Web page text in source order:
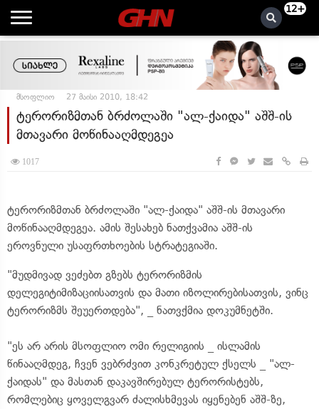
12+
მსოფლიო 27 მაისი 2010, 18:42
ტერორიზმთან ბრძოლაში "ალ-ქაიდა" აშშ-ის
მთავარი მოწინააღმდეგეა
1017
ტერორიზმთან ბრძოლაში "ალ-ქაიდა" აშშ-ის მთავარი
მოწინააღმდეგეა. ამის შესახებ ნათქვამია აშშ-ის
ეროვნული უსაფრთხოების სტრატეგიაში.
"მუდმივად ვეძებთ გზებს ტერორიზმის
დელეგიტიმიზაციისათვის და მათი იზოლირებისათვის, ვინც
ტერორიზმს შეუერთდება", _ ნათვქმია დოკუმნეტში.
"ეს არ არის მსოფლიო ომი რელიგიის _ ისლამის
წინააღმდეგ, ჩვენ ვებრძვით კონკრეტულ ქსელს _ "ალ-
ქაიდას" და მასთან დაკავშირებულ ტერორისტებს,
რომლებიც ყოველგვარ ძალისხმევას იყენებენ აშშ-ზე,